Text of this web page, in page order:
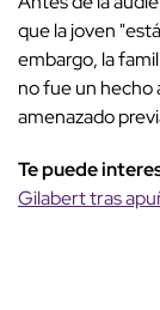
que la joven
embargo, la
no fue un hecho
amenazado
Te puede
Gilabert tras